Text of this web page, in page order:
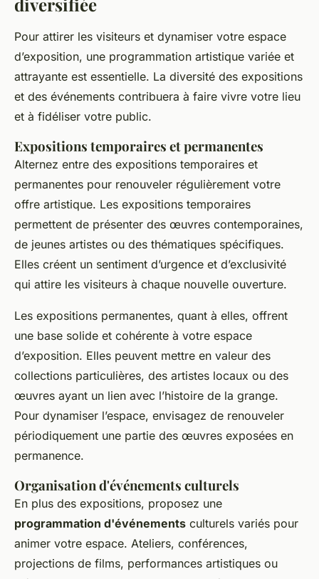
Pour attirer les visiteurs et dynamiser votre espace
d’exposition, une programmation artistique variée et
attrayante est essentielle. La diversité des expositions
et des événements contribuera à faire vivre votre lieu
et à fidéliser votre public.
Expositions temporaires et permanentes
Alternez entre des expositions temporaires et
permanentes pour renouveler régulièrement votre
offre artistique. Les expositions temporaires
permettent de présenter des œuvres contemporaines,
de jeunes artistes ou des thématiques spécifiques.
Elles créent un sentiment d’urgence et d’exclusivité
qui attire les visiteurs à chaque nouvelle ouverture.
Les expositions permanentes, quant à elles, offrent
une base solide et cohérente à votre espace
d’exposition. Elles peuvent mettre en valeur des
collections particulières, des artistes locaux ou des
œuvres ayant un lien avec l’histoire de la grange.
Pour dynamiser l’espace, envisagez de renouveler
périodiquement une partie des œuvres exposées en
permanence.
Organisation d'événements culturels
En plus des expositions, proposez une
programmation d'événements culturels variés pour
animer votre espace. Ateliers, conférences,
projections de films, performances artistiques ou